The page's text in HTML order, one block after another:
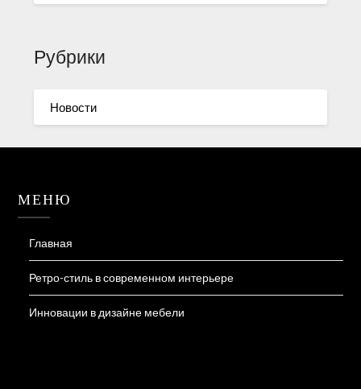
Рубрики
Новости
МЕНЮ
Главная
Ретро-стиль в современном интерьере
Инновации в дизайне мебели